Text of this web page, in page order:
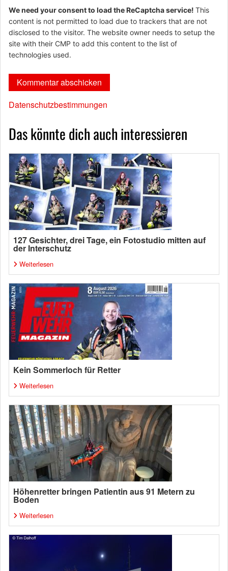
We need your consent to load the ReCaptcha service! This
content is not permitted to load due to trackers that are not
disclosed to the visitor. The website owner needs to setup the
site with their CMP to add this content to the list of
technologies used.
Datenschutzbestimmungen
Das könnte dich auch interessieren
127 Gesichter, drei Tage, ein Fotostudio mitten auf
der Interschutz
Weiterlesen
Kein Sommerloch für Retter
Weiterlesen
Höhenretter bringen Patientin aus 91 Metern zu
Boden
Weiterlesen